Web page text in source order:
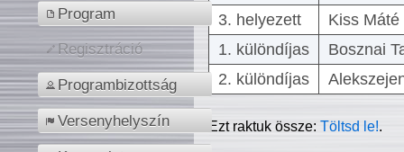
Program
Regisztráció
Programbizottság
Versenyhelyszín
3. helyezett
Kiss
1. különdíjas
Bosznai
2. különdíjas
Ezt raktuk össze:Töltsd le!.